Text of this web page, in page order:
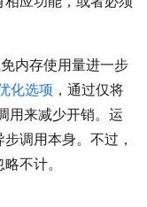
内存使用量进一步
化选项 ，通过仅将
用来减少开销。运
调用本身。不过，
不计。